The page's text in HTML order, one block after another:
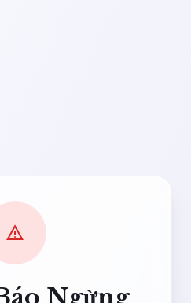
warning
Ngừng